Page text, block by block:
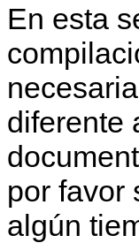
En esta
diferente
por favor
algún